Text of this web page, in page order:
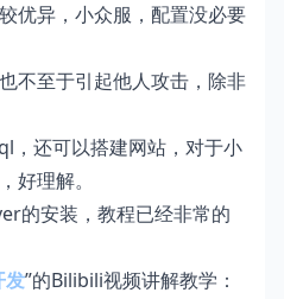
优异，小众服，配置没必要
不至于引起他人攻击，除非
，还可以搭建网站，对于小
好理解。
的安装，教程已经非常的
发”的Bilibili视频讲解教学：